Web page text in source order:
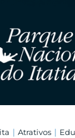
Atrativos